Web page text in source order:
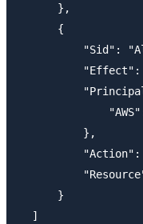
      },
      {
"Sid":
"Effect":
          },
      }
  ]